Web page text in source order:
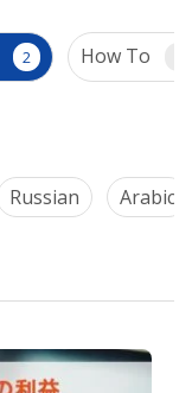
2 How To
Russian Arabic